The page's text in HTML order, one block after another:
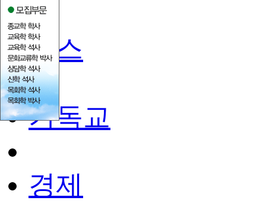
뉴스
기독교
경제